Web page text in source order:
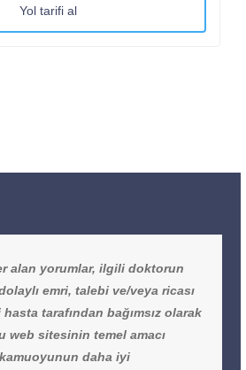
Yol tarifi al
alan yorumlar, ilgili doktorun
emri, talebi ve/veya ricası
tarafından bağımsız olarak
web sitesinin temel amacı
daha iyi